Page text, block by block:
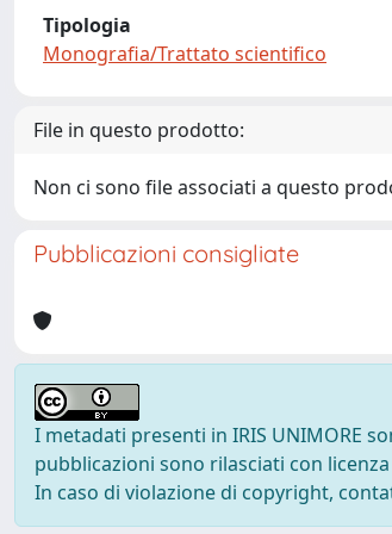
Tipologia
Monografia/Trattato scientifico
File in questo prodotto:
Non ci sono file associati a questo
Pubblicazioni consigliate
I metadati presenti in IRIS UNIMORE
pubblicazioni sono rilasciati con licenza
In caso di violazione di copyright,